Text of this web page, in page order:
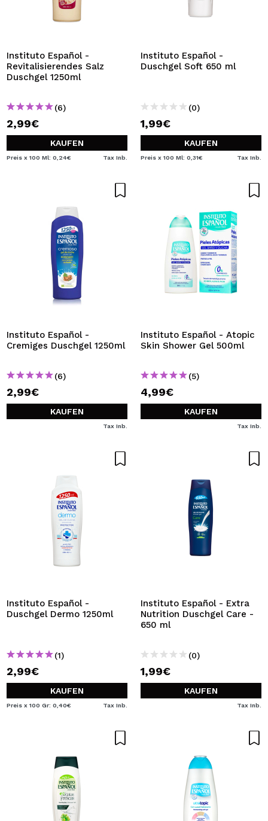
Instituto Español -
Revitalisierendes Salz
Duschgel 1250ml
(6)
2,99€
KAUFEN
Preis x 100 Ml: 0,24€ Tax Inb.
Instituto Español -
Duschgel Soft 650 ml
(0)
1,99€
KAUFEN
Preis x 100 Ml: 0,31€ Tax Inb.
Instituto Español -
Cremiges Duschgel 1250ml
(6)
2,99€
KAUFEN
Tax Inb.
Instituto Español - Atopic
Skin Shower Gel 500ml
(5)
4,99€
KAUFEN
Tax Inb.
Instituto Español -
Duschgel Dermo 1250ml
(1)
2,99€
KAUFEN
Preis x 100 Gr: 0,40€ Tax Inb.
Instituto Español - Extra
Nutrition Duschgel Care -
650 ml
(0)
1,99€
KAUFEN
Tax Inb.